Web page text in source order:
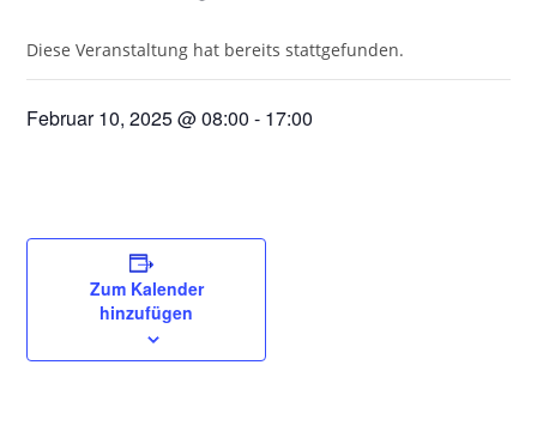
Diese Veranstaltung hat bereits stattgefunden.
Februar 10, 2025 @ 08:00 - 17:00
Zum Kalender
hinzufügen